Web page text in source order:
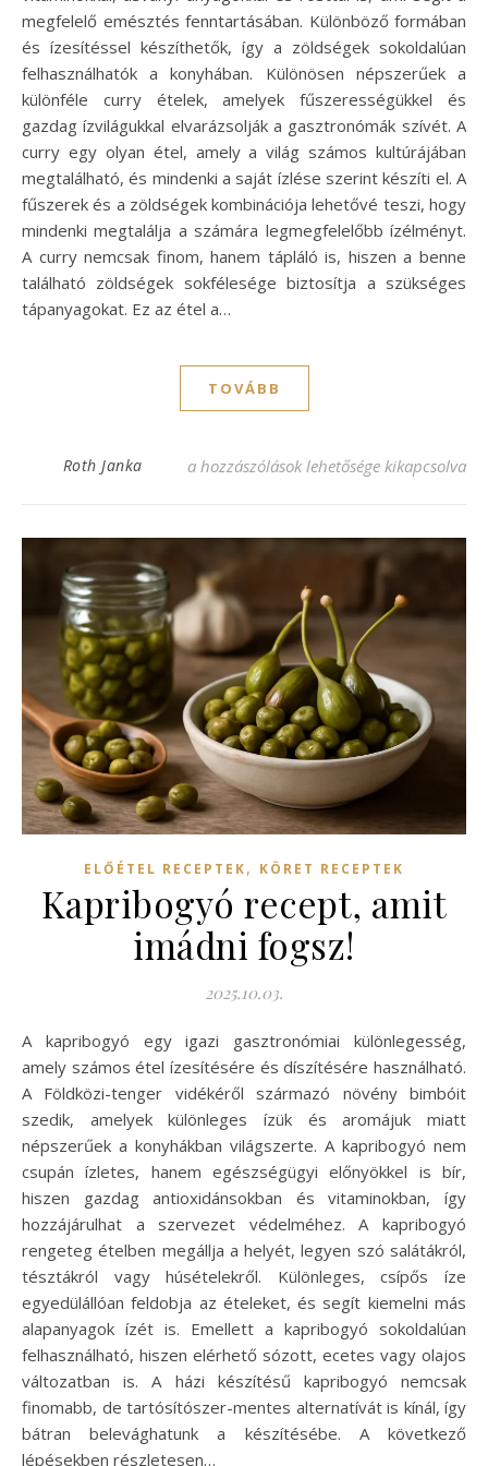
megfelelő emésztés fenntartásában. Különböző formában
és ízesítéssel készíthetők, így a zöldségek sokoldalúan
felhasználhatók a konyhában. Különösen népszerűek a
különféle curry ételek, amelyek fűszerességükkel és
gazdag ízvilágukkal elvarázsolják a gasztronómák szívét. A
curry egy olyan étel, amely a világ számos kultúrájában
megtalálható, és mindenki a saját ízlése szerint készíti el. A
fűszerek és a zöldségek kombinációja lehetővé teszi, hogy
mindenki megtalálja a számára legmegfelelőbb ízélményt.
A curry nemcsak finom, hanem tápláló is, hiszen a benne
található zöldségek sokfélesége biztosítja a szükséges
tápanyagokat. Ez az étel a…
TOVÁBB
Roth Janka Zöldség curry recept: ízletes és
a hozzászólások lehetősége kikapcsolva
ELŐÉTEL RECEPTEK, KÖRET RECEPTEK
Kapribogyó recept, amit
imádni fogsz!
2025.10.03.
A kapribogyó egy igazi gasztronómiai különlegesség,
amely számos étel ízesítésére és díszítésére használható.
A Földközi-tenger vidékéről származó növény bimbóit
szedik, amelyek különleges ízük és aromájuk miatt
népszerűek a konyhákban világszerte. A kapribogyó nem
csupán ízletes, hanem egészségügyi előnyökkel is bír,
hiszen gazdag antioxidánsokban és vitaminokban, így
hozzájárulhat a szervezet védelméhez. A kapribogyó
rengeteg ételben megállja a helyét, legyen szó salátákról,
tésztákról vagy húsételekről. Különleges, csípős íze
egyedülállóan feldobja az ételeket, és segít kiemelni más
alapanyagok ízét is. Emellett a kapribogyó sokoldalúan
felhasználható, hiszen elérhető sózott, ecetes vagy olajos
változatban is. A házi készítésű kapribogyó nemcsak
finomabb, de tartósítószer-mentes alternatívát is kínál, így
bátran belevághatunk a készítésébe. A következő
lépésekben részletesen…